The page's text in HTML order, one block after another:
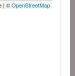
| ©OpenStreetMap